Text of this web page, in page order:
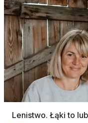
Lenistwo. Łąki to